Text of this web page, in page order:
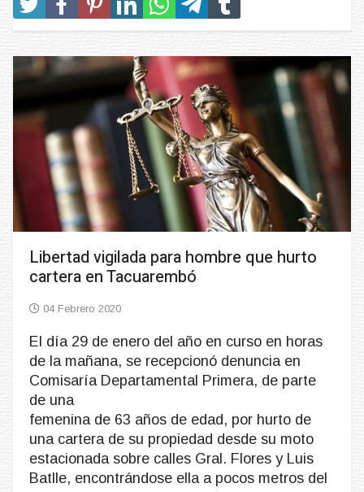
Libertad vigilada para hombre que hurto
cartera en Tacuarembó
04 Febrero 2020
El día 29 de enero del año en curso en horas
de la mañana, se recepcionó denuncia en
Comisaría Departamental Primera, de parte
de una
femenina de 63 años de edad, por hurto de
una cartera de su propiedad desde su moto
estacionada sobre calles Gral. Flores y Luis
Batlle, encontrándose ella a pocos metros del